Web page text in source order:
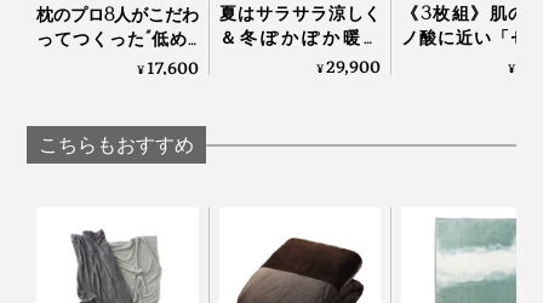
枕のプロ8人がこだわ
ってつくった“低め3
センチ”の究極の枕｜
¥17,600
夏はサラサラ涼しく
＆冬ぽかぽか暖か
い、敷くだけ「体圧
¥29,900
《3枚組》肌の
ノ酸に近い「セ
ン」たっぷり！“
¥
こちらもおすすめ